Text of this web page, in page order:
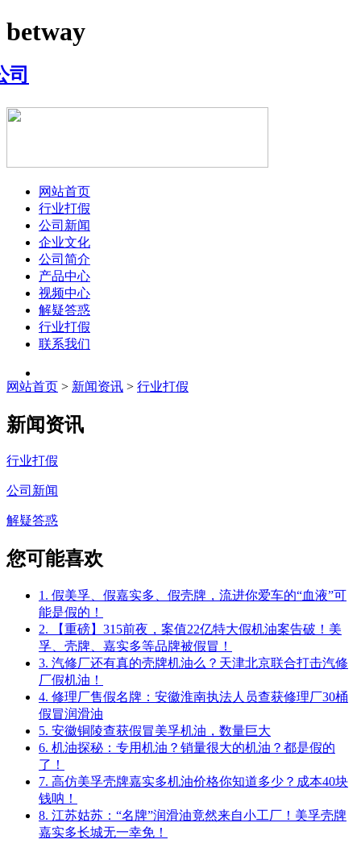
betway
网站首页
行业打假
公司新闻
企业文化
公司简介
产品中心
视频中心
解疑答惑
行业打假
联系我们
网站首页 > 新闻资讯 > 行业打假
新闻资讯
行业打假
公司新闻
解疑答惑
您可能喜欢
1. 假美孚、假嘉实多、假壳牌，流进你爱车的“血液”可
能是假的！
2. 【重磅】315前夜，案值22亿特大假机油案告破！美
孚、壳牌、嘉实多等品牌被假冒！
3. 汽修厂还有真的壳牌机油么？天津北京联合打击汽修
厂假机油！
4. 修理厂售假名牌：安徽淮南执法人员查获修理厂30桶
假冒润滑油
5. 安徽铜陵查获假冒美孚机油，数量巨大
6. 机油探秘：专用机油？销量很大的机油？都是假的
了！
7. 高仿美孚壳牌嘉实多机油价格你知道多少？成本40块
钱呐！
8. 江苏姑苏：“名牌”润滑油竟然来自小工厂！美孚壳牌
嘉实多长城无一幸免！